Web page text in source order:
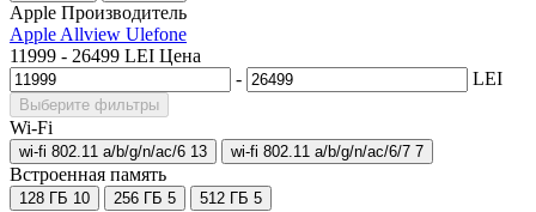
Apple Производитель
Apple Allview Ulefone
11999 - 26499 LEI Цена
-
LEI
Выберите фильтры
Wi-Fi
wi-fi 802.11 a/b/g/n/ac/6 13 wi-fi 802.11 a/b/g/n/ac/6/7 7
Встроенная память
128 ГБ 10 256 ГБ 5 512 ГБ 5